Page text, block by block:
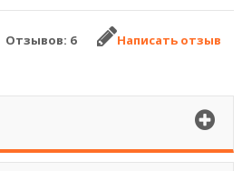
Отзывов: 6 Написать отзыв